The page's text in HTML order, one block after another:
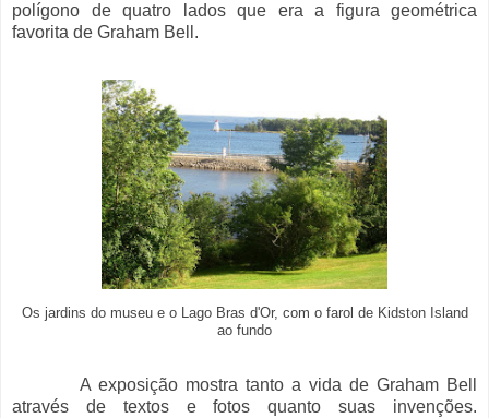
polígono de quatro lados que era a figura geométrica
favorita de Graham Bell.
Os jardins do museu e o Lago Bras d'Or, com o farol de Kidston Island
ao fundo
A exposição mostra tanto a vida de Graham Bell
através de textos e fotos quanto suas invenções.